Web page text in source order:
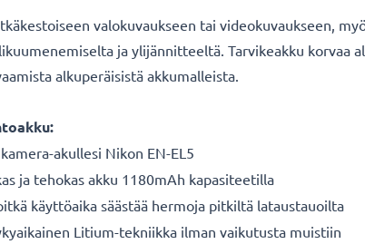
valokuvaukseen tai videokuvaukseen,
ja ylijännitteeltä. Tarvikeakku korvaa
alkuperäisistä akkumalleista.
kamera-akullesi Nikon EN-EL5
ja tehokas akku 1180mAh kapasiteetilla
käyttöaika säästää hermoja pitkiltä lataustauoilta
Litium-tekniikka ilman vaikutusta muistiin